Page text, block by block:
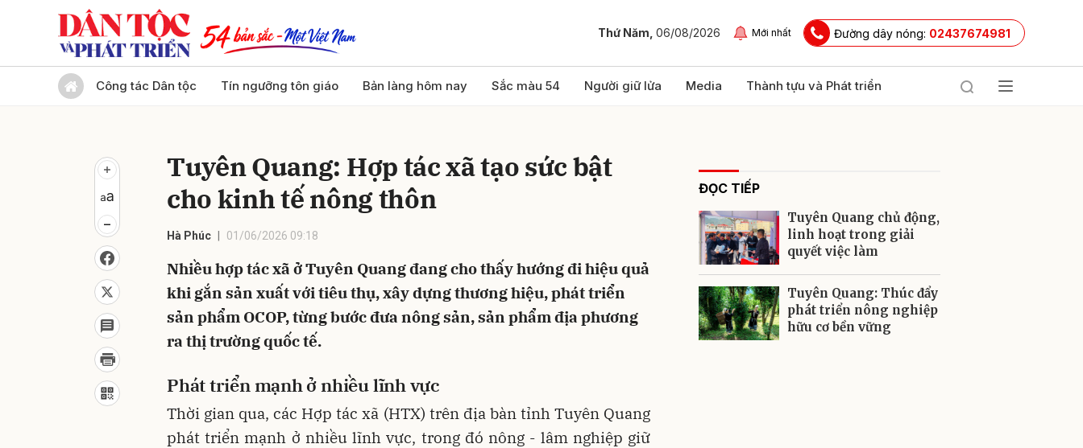
Thứ Năm, 06/08/2026 Mới nhất Đường dây nóng: 02437674981
Công tác Dân tộc Tín ngưỡng tôn giáo Bản làng hôm nay Sắc màu 54 Người giữ lửa Media Thành tựu và Phát triển
Tuyên Quang: Hợp tác xã tạo sức bật
cho kinh tế nông thôn
Hà Phúc 01/06/2026 09:18
Nhiều hợp tác xã ở Tuyên Quang đang cho thấy hướng đi hiệu quả
khi gắn sản xuất với tiêu thụ, xây dựng thương hiệu, phát triển
sản phẩm OCOP, từng bước đưa nông sản, sản phẩm địa phương
ra thị trường quốc tế.
Phát triển mạnh ở nhiều lĩnh vực
Thời gian qua, các Hợp tác xã (HTX) trên địa bàn tỉnh Tuyên Quang
phát triển mạnh ở nhiều lĩnh vực, trong đó nông - lâm nghiệp giữ
ĐỌC TIẾP
Tuyên Quang chủ động,
linh hoạt trong giải
quyết việc làm
Tuyên Quang: Thúc đẩy
phát triển nông nghiệp
hữu cơ bền vững
Gửi bình luận
Hủy Gửi